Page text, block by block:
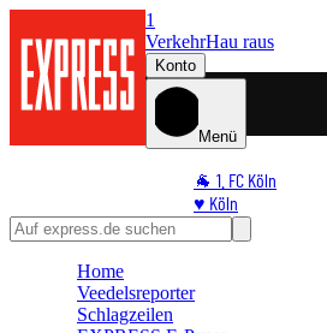
1
VerkehrHau raus
Konto
Menü
🐐 1. FC Köln
♥️ Köln
⭐ Promi
🛒 Shoppingwelt
Home
Veedelsreporter
Schlagzeilen